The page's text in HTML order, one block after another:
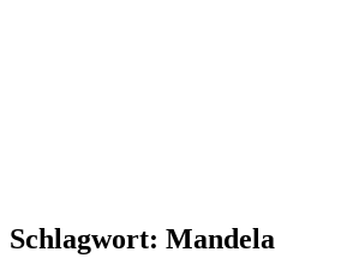
Schlagwort: Mandela